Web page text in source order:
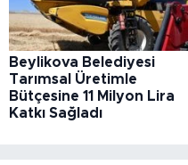
Beylikova Belediyesi
Tarımsal Üretimle
Bütçesine 11 Milyon Lira
Katkı Sağladı